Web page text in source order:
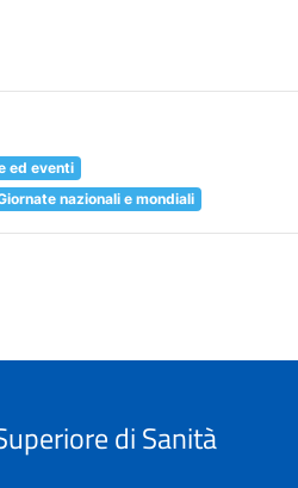
ed eventi
nazionali e mondiali
di Sanità